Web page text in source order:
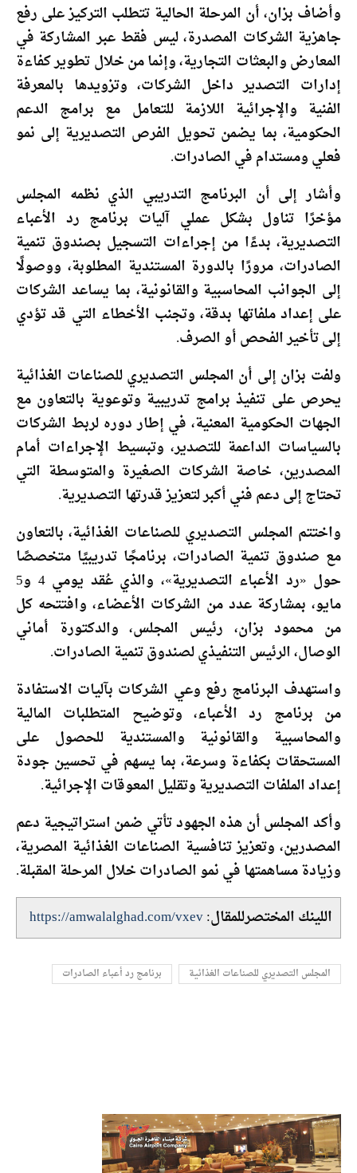
وأضاف بزان، أن المرحلة الحالية تتطلب التركيز على رفع
جاهزية الشركات المصدرة، ليس فقط عبر المشاركة في
المعارض والبعثات التجارية، وإنما من خلال تطوير كفاءة
إدارات التصدير داخل الشركات، وتزويدها بالمعرفة
الفنية والإجرائية اللازمة للتعامل مع برامج الدعم
الحكومية، بما يضمن تحويل الفرص التصديرية إلى نمو
فعلي ومستدام في الصادرات.
وأشار إلى أن البرنامج التدريبي الذي نظمه المجلس
مؤخرًا تناول بشكل عملي آليات برنامج رد الأعباء
التصديرية، بدءًا من إجراءات التسجيل بصندوق تنمية
الصادرات، مرورًا بالدورة المستندية المطلوبة، ووصولًا
إلى الجوانب المحاسبية والقانونية، بما يساعد الشركات
على إعداد ملفاتها بدقة، وتجنب الأخطاء التي قد تؤدي
إلى تأخير الفحص أو الصرف.
ولفت بزان إلى أن المجلس التصديري للصناعات الغذائية
يحرص على تنفيذ برامج تدريبية وتوعوية بالتعاون مع
الجهات الحكومية المعنية، في إطار دوره لربط الشركات
بالسياسات الداعمة للتصدير، وتبسيط الإجراءات أمام
المصدرين، خاصة الشركات الصغيرة والمتوسطة التي
تحتاج إلى دعم فني أكبر لتعزيز قدرتها التصديرية.
واختتم المجلس التصديري للصناعات الغذائية، بالتعاون
مع صندوق تنمية الصادرات، برنامجًا تدريبيًا متخصصًا
حول «رد الأعباء التصديرية»، والذي عُقد يومي 4 و5
مايو، بمشاركة عدد من الشركات الأعضاء، وافتتحه كل
من محمود بزان، رئيس المجلس، والدكتورة أماني
الوصال، الرئيس التنفيذي لصندوق تنمية الصادرات.
واستهدف البرنامج رفع وعي الشركات بآليات الاستفادة
من برنامج رد الأعباء، وتوضيح المتطلبات المالية
والمحاسبية والقانونية والمستندية للحصول على
المستحقات بكفاءة وسرعة، بما يسهم في تحسين جودة
إعداد الملفات التصديرية وتقليل المعوقات الإجرائية.
وأكد المجلس أن هذه الجهود تأتي ضمن استراتيجية دعم
المصدرين، وتعزيز تنافسية الصناعات الغذائية المصرية،
وزيادة مساهمتها في نمو الصادرات خلال المرحلة المقبلة.
اللينك المختصرللمقال:https://amwalalghad.com/vxev
المجلس التصديري للصناعات الغذائية برنامج رد أعباء الصادرات